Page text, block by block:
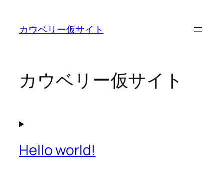
カウベリー仮サイト
カウベリー仮サイト
Hello world!